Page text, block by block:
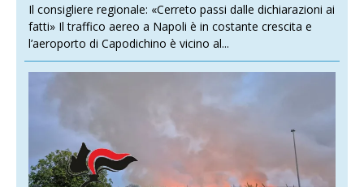
Il consigliere regionale: «Cerreto passi dalle dichiarazioni ai
fatti» Il traffico aereo a Napoli è in costante crescita e
l’aeroporto di Capodichino è vicino al...